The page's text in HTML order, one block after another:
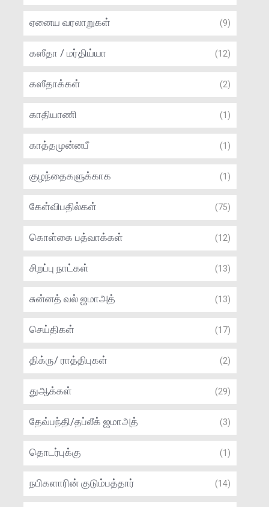
ஏனைய வரலாறுகள் (9)
கஸீதா / மர்திய்யா (12)
கஸீதாக்கள் (2)
காதியாணி (1)
காத்தமுன்னபீ (1)
குழந்தைகளுக்காக (1)
கேள்விபதில்கள் (75)
கொள்கை பத்வாக்கள் (12)
சிறப்பு நாட்கள் (13)
சுன்னத் வல் ஜமாஅத் (13)
செய்திகள் (17)
திக்ரு/ ராத்திபுகள் (2)
துஆக்கள் (29)
தேவ்பந்தி/தப்லீக் ஜமாஅத் (3)
தொடர்புக்கு (1)
நபிகளாரின் குடும்பத்தார் (14)